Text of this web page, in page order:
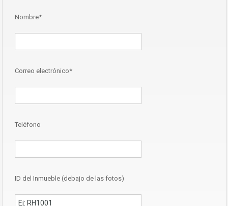
Nombre*
Correo electrónico*
Teléfono
ID del Inmueble (debajo de las fotos)